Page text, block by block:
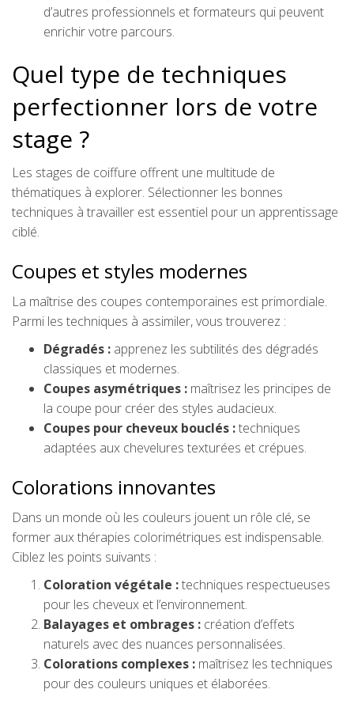
d’autres professionnels et formateurs qui peuvent
enrichir votre parcours.
Quel type de techniques
perfectionner lors de votre
stage ?
Les stages de coiffure offrent une multitude de
thématiques à explorer. Sélectionner les bonnes
techniques à travailler est essentiel pour un apprentissage
ciblé.
Coupes et styles modernes
La maîtrise des coupes contemporaines est primordiale.
Parmi les techniques à assimiler, vous trouverez :
Dégradés : apprenez les subtilités des dégradés
classiques et modernes.
Coupes asymétriques : maîtrisez les principes de
la coupe pour créer des styles audacieux.
Coupes pour cheveux bouclés :techniques
adaptées aux chevelures texturées et crépues.
Colorations innovantes
Dans un monde où les couleurs jouent un rôle clé, se
former aux thérapies colorimétriques est indispensable.
Ciblez les points suivants :
Coloration végétale :techniques respectueuses
pour les cheveux et l’environnement.
Balayages et ombrages : création d’effets
naturels avec des nuances personnalisées.
Colorations complexes : maîtrisez les techniques
pour des couleurs uniques et élaborées.